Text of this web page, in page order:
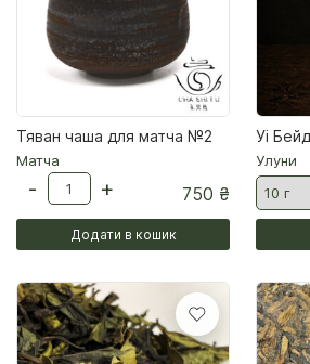
Тяван чаша для матча №2
Матча
750 ₴
- +
Додати в кошик
Улуни